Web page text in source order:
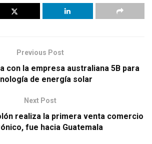
Previous Post
con la empresa australiana 5B para
de energía solar
Next Post
realiza la primera venta comercio
fue hacia Guatemala